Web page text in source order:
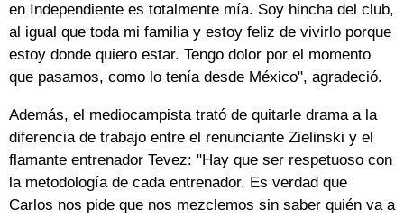
en Independiente es totalmente mía. Soy hincha del club,
al igual que toda mi familia y estoy feliz de vivirlo porque
estoy donde quiero estar. Tengo dolor por el momento
que pasamos, como lo tenía desde México", agradeció.
Además, el mediocampista trató de quitarle drama a la
diferencia de trabajo entre el renunciante Zielinski y el
flamante entrenador Tevez: "Hay que ser respetuoso con
la metodología de cada entrenador. Es verdad que
Carlos nos pide que nos mezclemos sin saber quién va a